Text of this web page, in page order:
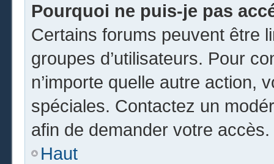
Pourquoi ne puis-je pas
Certains forums peuvent être
groupes d’utilisateurs. Pour
n’importe quelle autre action,
spéciales. Contactez un
afin de demander votre accès.
Haut